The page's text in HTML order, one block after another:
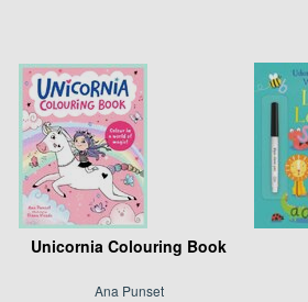
Unicornia Colouring Book
Ana Punset